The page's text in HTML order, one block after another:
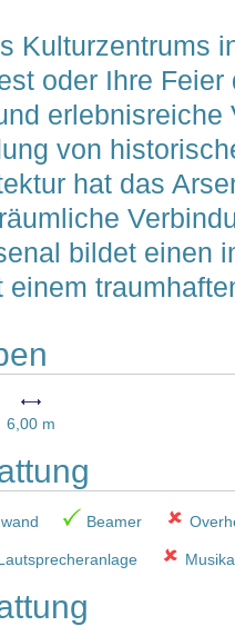
Kulturzentrums
oder Ihre
erlebnisreiche
von
hat das
bildet einen
6,00 m
Beamer